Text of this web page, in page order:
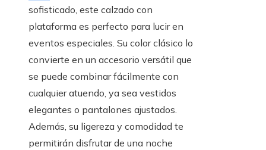
sofisticado, este calzado con
plataforma es perfecto para lucir en
eventos especiales. Su color clásico lo
convierte en un accesorio versátil que
se puede combinar fácilmente con
cualquier atuendo, ya sea vestidos
elegantes o pantalones ajustados.
Además, su ligereza y comodidad te
permitirán disfrutar de una noche